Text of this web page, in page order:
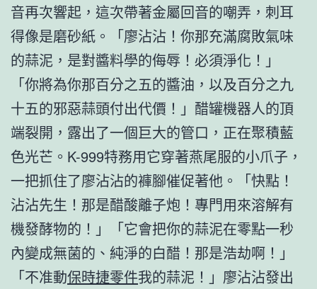
音再次響起，這次帶著金屬回音的嘲弄，刺耳
得像是磨砂紙。「廖沾沾！你那充滿腐敗氣味
的蒜泥，是對醬料學的侮辱！必須淨化！」
「你將為你那百分之五的醬油，以及百分之九
十五的邪惡蒜頭付出代價！」醋罐機器人的頂
端裂開，露出了一個巨大的管口，正在聚積藍
色光芒。K-999特務用它穿著燕尾服的小爪子，
一把抓住了廖沾沾的褲腳催促著他。「快點！
沾沾先生！那是醋酸離子炮！專門用來溶解有
機發酵物的！」「它會把你的蒜泥在零點一秒
內變成無菌的、純淨的白醋！那是浩劫啊！」
「不准動保時捷零件我的蒜泥！」廖沾沾發出